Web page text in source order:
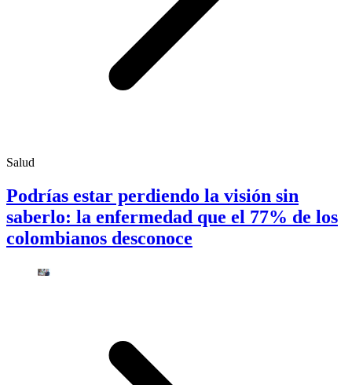
Salud
Podrías estar perdiendo la visión sin
saberlo: la enfermedad que el 77% de los
colombianos desconoce